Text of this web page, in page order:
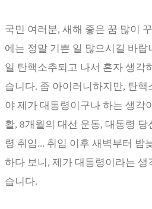
국민 여러분, 새해 좋은 꿈 많이
에는 정말 기쁜 일 많으시길 바랍
일 탄핵소추되고 나서 혼자 생각
습니다. 좀 아이러니하지만, 탄핵
야 제가 대통령이구나 하는 생각
활, 8개월의 대선 운동, 대통령 당
령 취임... 취임 이후 새벽부터 밤
하다 보니 , 제가 대통령이라는 생
습니다.